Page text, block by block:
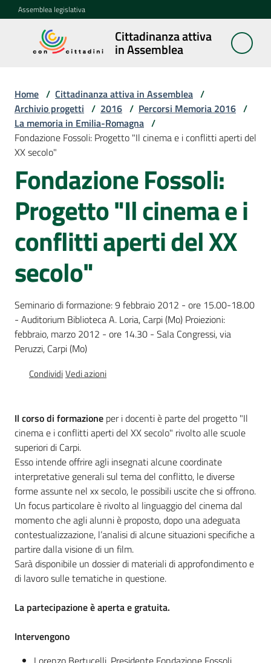
Vai al contenuto
Vai alla navigazione
Vai al footer
Assemblea legislativa
Cittadinanza attiva
in Assemblea
Cittadinanza
attiva in
Concittadini
Porte
aperte
in
Assemblea
itineranti
Percorsi
memoria
Assemblea
legislativa
Assemblea
Per i media
Home / Cittadinanza attiva in Assemblea /
Archivio progetti / 2016 / Percorsi Memoria 2016 /
La memoria in Emilia-Romagna /
Fondazione Fossoli: Progetto "Il cinema e i conflitti aperti del
XX secolo"
Fondazione Fossoli:
Progetto "Il cinema e i
conflitti aperti del XX
secolo"
Seminario di formazione: 9 febbraio 2012 - ore 15.00-18.00
- Auditorium Biblioteca A. Loria, Carpi (Mo) Proiezioni:
febbraio, marzo 2012 - ore 14.30 - Sala Congressi, via
Peruzzi, Carpi (Mo)
CondividiVedi azioni
Il corso di formazione per i docenti è parte del progetto "Il
cinema e i conflitti aperti del XX secolo" rivolto alle scuole
superiori di Carpi.
Esso intende offrire agli insegnati alcune coordinate
interpretative generali sul tema del conflitto, le diverse
forme assunte nel xx secolo, le possibili uscite che si offrono.
Un focus particolare è rivolto al linguaggio del cinema dal
momento che agli alunni è proposto, dopo una adeguata
contestualizzazione, l’analisi di alcune situazioni specifiche a
partire dalla visione di un film.
Sarà disponibile un dossier di materiali di approfondimento e
di lavoro sulle tematiche in questione.
La partecipazione è aperta e gratuita.
Intervengono